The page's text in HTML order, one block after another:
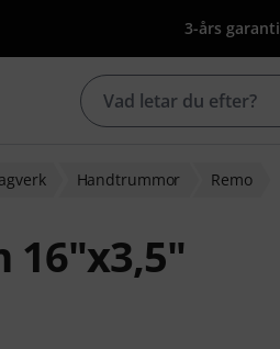
3-års garanti
Handtrummor Remo
16"x3,5"